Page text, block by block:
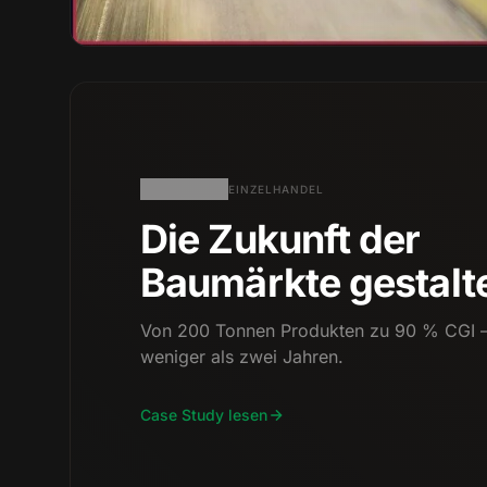
EINZELHANDEL
Die Zukunft der
Baumärkte
Von 200 Tonnen Produkten zu 90 % CGI
weniger als zwei Jahren.
Case Study lesen